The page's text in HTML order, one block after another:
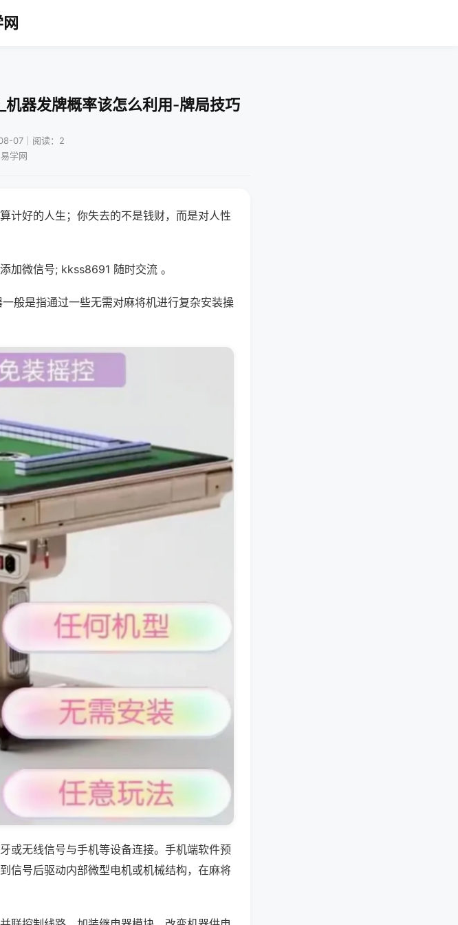
器发牌概率该怎么利用-牌局技巧
07｜阅读：2
学网
计好的人生；你失去的不是钱财，而是对人性
加微信号; kkss8691 随时交流 。
般是指通过一些无需对麻将机进行复杂安装操
或无线信号与手机等设备连接。手机端软件预
信号后驱动内部微型电机或机械结构，在麻将